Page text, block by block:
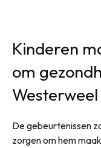
Kinderen
om
Westerweel
De gebeurtenissen
zorgen om hem